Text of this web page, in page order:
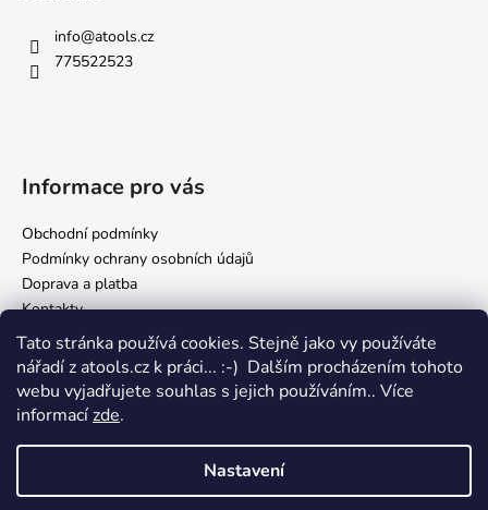
Tato stránka používá cookies. Stejně jako vy používáte
nářadí z atools.cz k práci... :-) Dalším procházením tohoto
webu vyjadřujete souhlas s jejich používáním.. Více
informacízde.
Nastavení
info@atools.cz
775522523
Informace pro vás
Obchodní podmínky
Podmínky ochrany osobních údajů
Doprava a platba
Kontakty
Facebook